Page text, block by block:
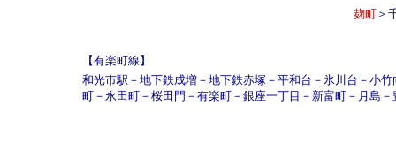
麹町＞
【有楽町線】
和光市駅 － 地下鉄成増 － 地下鉄赤塚 － 平和台 － 氷川台 － 小竹
町 － 永田町 － 桜田門 － 有楽町 － 銀座一丁目 － 新富町 － 月島 －